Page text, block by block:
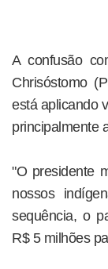
A confusão
Chrisóstomo
está aplicando
principalmente
"O presidente
nossos
sequência, o
R$ 5 milhões